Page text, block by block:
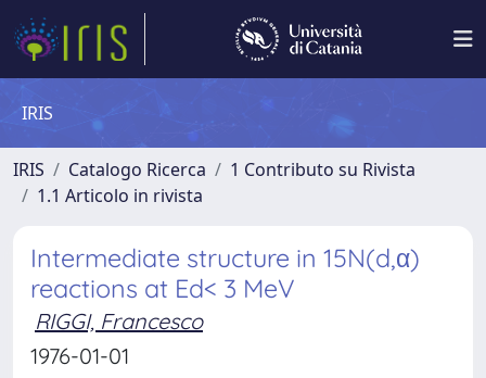
IRIS
IRIS Catalogo Ricerca
1 Contributo su Rivista
1.1 Articolo in rivista
Intermediate structure in 15N(d,α)
reactions at Ed< 3 MeV
RIGGI, Francesco
1976-01-01